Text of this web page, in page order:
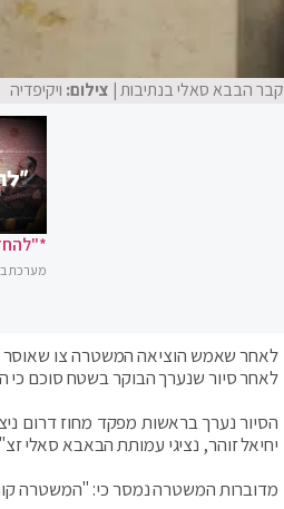
קבר הבבא סאלי בנתיבות| צילום: ויקיפדיה
מערכת
לאחר שאמש הוציאה המשטרה צו שאוסר
לאחר סיור שנערך הבוקר בשטח סוכם כי
הסיור נערך בראשות מפקד מחוז דרום
יחיאל זוהר, נציגי עמותת הבאבא סאלי
מדוברות המשטרה נמסר כי: "המשטרה